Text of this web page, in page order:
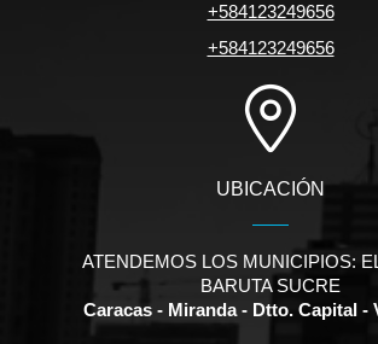
+584123249656
+584123249656
UBICACIÓN
ATENDEMOS LOS MUNICIPIOS:
BARUTA SUCRE
Caracas - Miranda - Dtto. Capital -